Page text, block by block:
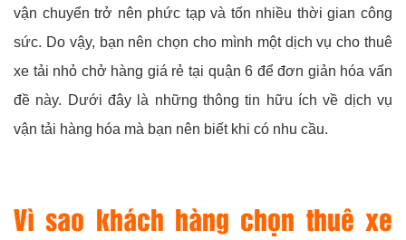
vận chuyển trở nên phức tạp và tốn nhiều thời gian công
sức. Do vậy, bạn nên chọn cho mình một dịch vụ cho thuê
xe tải nhỏ chở hàng giá rẻ tại quận 6 để đơn giản hóa vấn
đề này. Dưới đây là những thông tin hữu ích về dịch vụ
vận tải hàng hóa mà bạn nên biết khi có nhu cầu.
Vì sao khách hàng chọn thuê xe